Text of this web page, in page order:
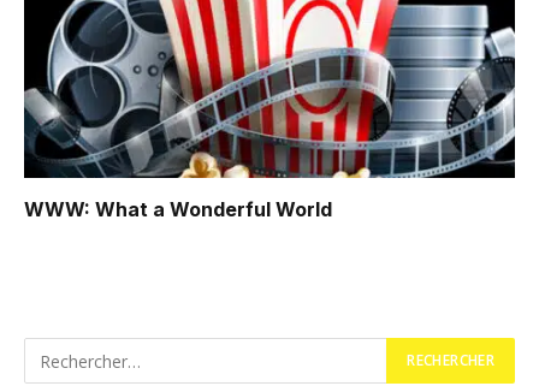
WWW: What a Wonderful World